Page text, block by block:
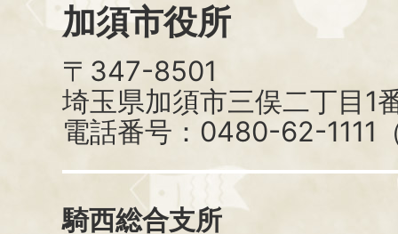
加須市役所
〒347-8501
埼玉県加須市三俣二丁目1
電話番号：0480-62-1111
騎西総合支所